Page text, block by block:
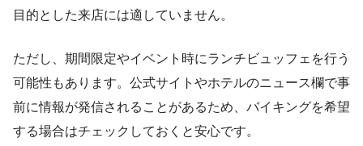
目的とした来店には適していません。
ただし、期間限定やイベント時にランチビュッフェを行う
可能性もあります。公式サイトやホテルのニュース欄で事
前に情報が発信されることがあるため、バイキングを希望
する場合はチェックしておくと安心です。